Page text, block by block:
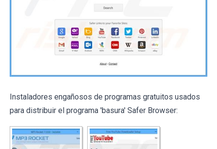
Instaladores engañosos de programas gratuitos usados
para distribuir el programa 'basura' Safer Browser: